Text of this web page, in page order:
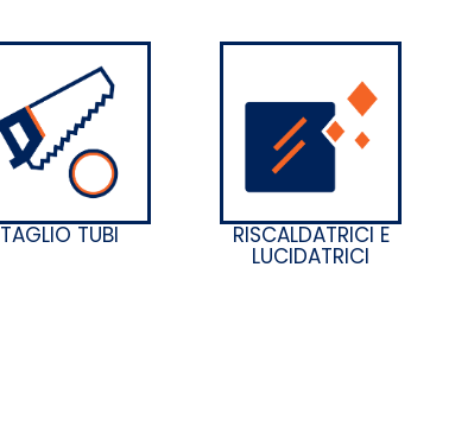
TAGLIO TUBI RISCALDATRICI E
LUCIDATRICI